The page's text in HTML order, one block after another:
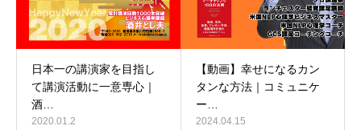
日本一の講演家を目指し
て講演活動に一意専心｜
酒…
2020.01.2
【動画】幸せになるカン
タンな方法｜コミュニケ
ー…
2024.04.15